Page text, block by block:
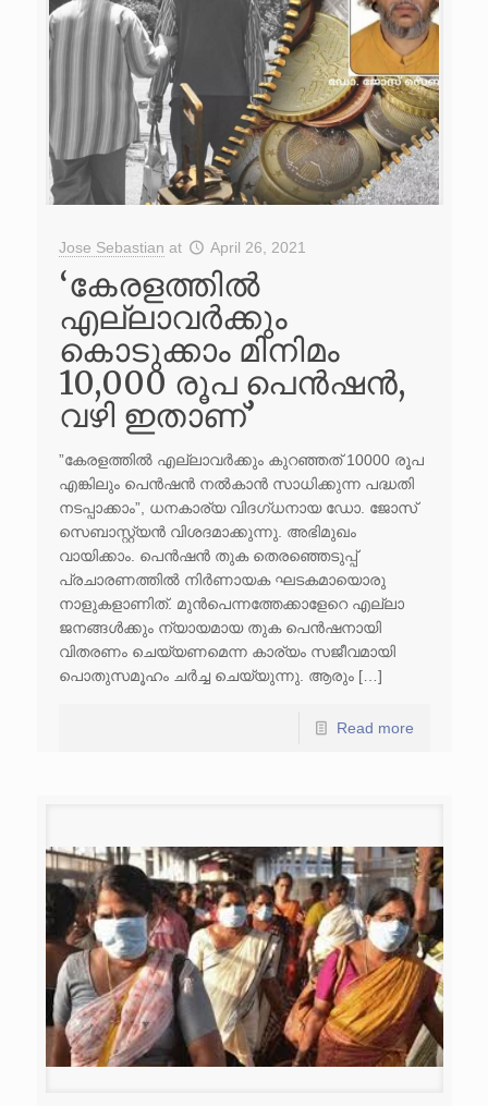
Jose Sebastian at April 26, 2021
‘കേരളത്തില്‍
എല്ലാവര്‍ക്കും
കൊടുക്കാം മിനിമം
10,000 രൂപ പെന്‍ഷന്‍,
വഴി ഇതാണ്’
”കേരളത്തില്‍ എല്ലാവര്‍ക്കും കുറഞ്ഞത് 10000 രൂപ
എങ്കിലും പെന്‍ഷന്‍ നല്‍കാന്‍ സാധിക്കുന്ന പദ്ധതി
നടപ്പാക്കാം”, ധനകാര്യ വിദഗ്ധനായ ഡോ. ജോസ്
സെബാസ്റ്റ്യന്‍ വിശദമാക്കുന്നു. അഭിമുഖം
വായിക്കാം. പെന്‍ഷന്‍ തുക തെരഞ്ഞെടുപ്പ്
പ്രചാരണത്തില്‍ നിര്‍ണായക ഘടകമായൊരു
നാളുകളാണിത്. മുന്‍പെന്നത്തേക്കാളേറെ എല്ലാ
ജനങ്ങള്‍ക്കും ന്യായമായ തുക പെന്‍ഷനായി
വിതരണം ചെയ്യണമെന്ന കാര്യം സജീവമായി
പൊതുസമൂഹം ചര്‍ച്ച ചെയ്യുന്നു. ആരും […]
Read more